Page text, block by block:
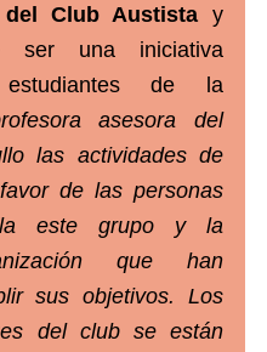
Club Austista y
ser una iniciativa
estudiantes de la
asesora del
las actividades de
de las personas
este grupo y la
que han
sus objetivos. Los
del club se están